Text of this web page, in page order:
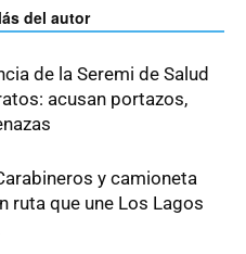
del autor
de la Seremi de Salud
acusan portazos,
y camioneta
ruta que une Los Lagos